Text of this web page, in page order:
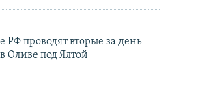
РФ проводят вторые за день
Оливе под Ялтой